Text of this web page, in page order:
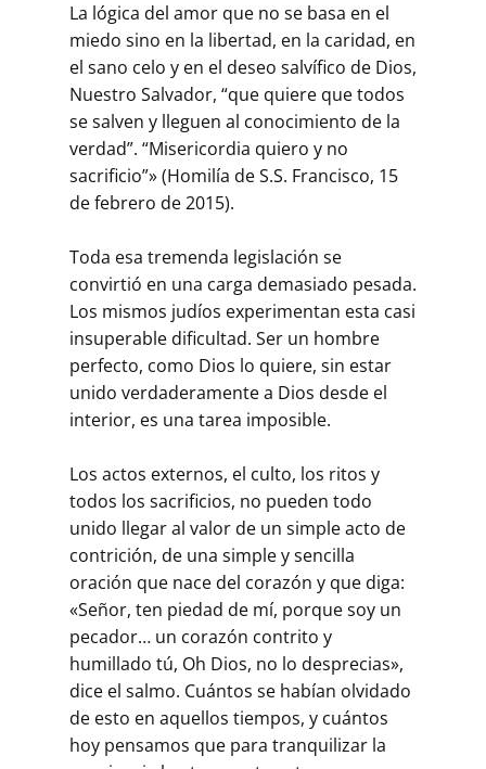
La lógica del amor que no se basa en el
miedo sino en la libertad, en la caridad, en
el sano celo y en el deseo salvífico de Dios,
Nuestro Salvador, “que quiere que todos
se salven y lleguen al conocimiento de la
verdad”. “Misericordia quiero y no
sacrificio”» (Homilía de S.S. Francisco, 15
de febrero de 2015).
Toda esa tremenda legislación se
convirtió en una carga demasiado pesada.
Los mismos judíos experimentan esta casi
insuperable dificultad. Ser un hombre
perfecto, como Dios lo quiere, sin estar
unido verdaderamente a Dios desde el
interior, es una tarea imposible.
Los actos externos, el culto, los ritos y
todos los sacrificios, no pueden todo
unido llegar al valor de un simple acto de
contrición, de una simple y sencilla
oración que nace del corazón y que diga:
«Señor, ten piedad de mí, porque soy un
pecador… un corazón contrito y
humillado tú, Oh Dios, no lo desprecias»,
dice el salmo. Cuántos se habían olvidado
de esto en aquellos tiempos, y cuántos
hoy pensamos que para tranquilizar la